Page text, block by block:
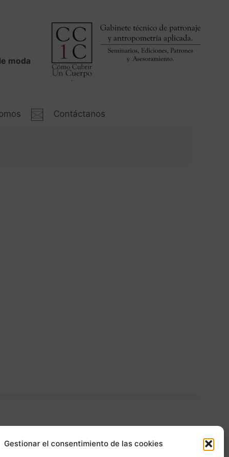
Gestionar el consentimiento de las cookies
moda
Contáctanos
Carrer Provença, 183